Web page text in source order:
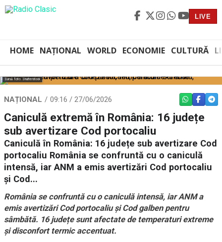
LIVE
HOME NAȚIONAL WORLD ECONOMIE CULTURĂ
Sursă foto: Shutterstock
NAȚIONAL 09:16 / 27/06/2026 WHATSAPP
Caniculă extremă în România: 16 județe
sub avertizare Cod portocaliu
Caniculă în România: 16 județe sub avertizare Cod
portocaliu România se confruntă cu o caniculă
intensă, iar ANM a emis avertizări Cod portocaliu
și Cod...
România se confruntă cu o caniculă intensă, iar ANM a
emis avertizări Cod portocaliu și Cod galben pentru
sâmbătă. 16 județe sunt afectate de temperaturi extreme
și disconfort termic accentuat.